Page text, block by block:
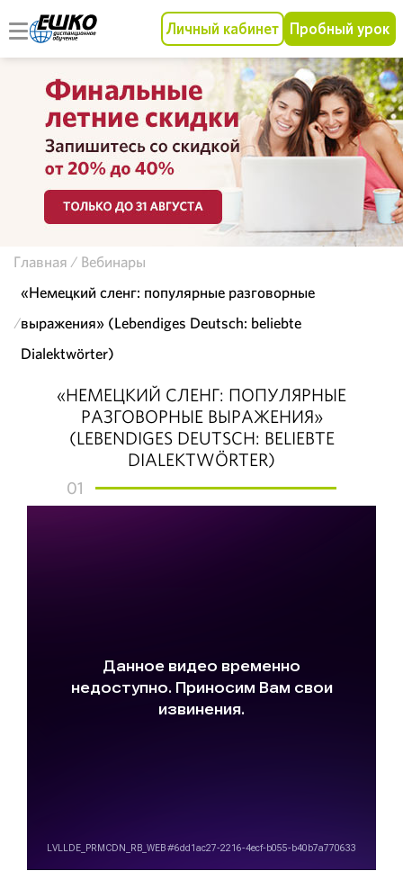
Личный кабинет Пробный урок
Главная
Вебинары
«Немецкий сленг: популярные разговорные
выражения» (Lebendiges Deutsch: beliebte
Dialektwörter)
«НЕМЕЦКИЙ СЛЕНГ: ПОПУЛЯРНЫЕ
РАЗГОВОРНЫЕ ВЫРАЖЕНИЯ»
(LEBENDIGES DEUTSCH: BELIEBTE
DIALEKTWÖRTER)
01